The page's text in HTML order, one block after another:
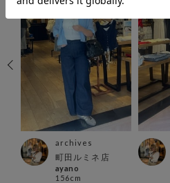
archives
町田ルミネ店
ayano
156cm